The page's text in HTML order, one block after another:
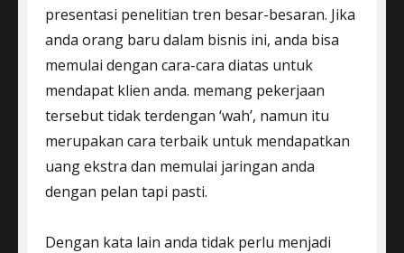
presentasi penelitian tren besar-besaran. Jika
anda orang baru dalam bisnis ini, anda bisa
memulai dengan cara-cara diatas untuk
mendapat klien anda. memang pekerjaan
tersebut tidak terdengan ‘wah’, namun itu
merupakan cara terbaik untuk mendapatkan
uang ekstra dan memulai jaringan anda
dengan pelan tapi pasti.
Dengan kata lain anda tidak perlu menjadi